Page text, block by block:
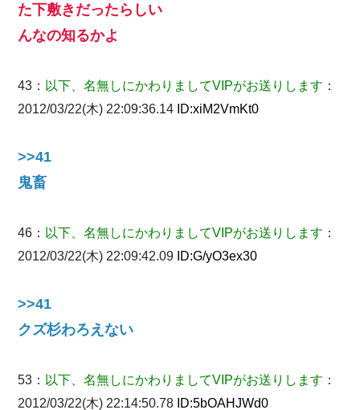
た下敷きだったらしい
んなの知るかよ
43： 以下、名無しにかわりましてVIPがお送りします ：
2012/03/22(木) 22:09:36.14 ID:xiM2VmKt0
>>41
鬼畜
46： 以下、名無しにかわりましてVIPがお送りします ：
2012/03/22(木) 22:09:42.09 ID:G/yO3ex30
>>41
クズ杉わろえない
53： 以下、名無しにかわりましてVIPがお送りします ：
2012/03/22(木) 22:14:50.78 ID:5bOAHJWd0